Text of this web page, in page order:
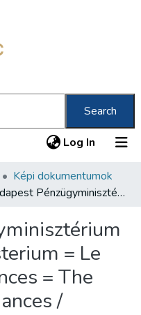
Search
Log In (current)
Képi dokumentumok
Budapest Pénzügyminisztérium = Das Finanzministerium = Le ministére des finances = The Ministry of the Finances /
= Le
= The
/